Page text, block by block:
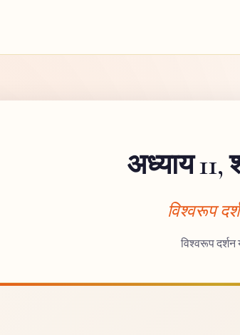
अध्याय 11,
विश्वरूप
विश्वरूप दर्शन